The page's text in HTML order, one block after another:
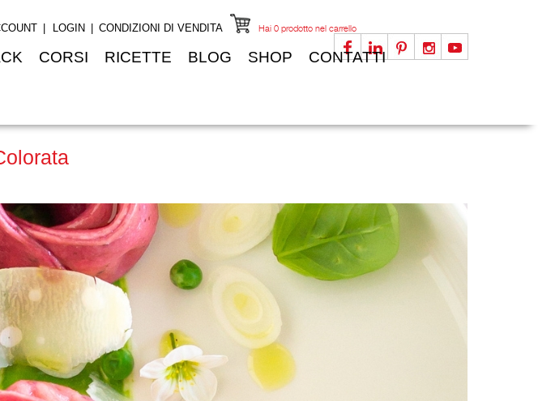
LOGIN CONDIZIONI DI VENDITA Hai 0 prodotto nel carrello
CORSI RICETTE BLOG SHOP CONTATTI